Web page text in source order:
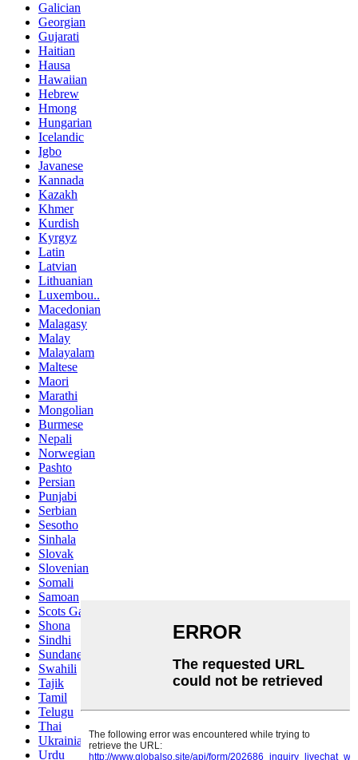
Galician
Georgian
Gujarati
Haitian
Hausa
Hawaiian
Hebrew
Hmong
Hungarian
Icelandic
Igbo
Javanese
Kannada
Kazakh
Khmer
Kurdish
Kyrgyz
Latin
Latvian
Lithuanian
Luxembou..
Macedonian
Malagasy
Malay
Malayalam
Maltese
Maori
Marathi
Mongolian
Burmese
Nepali
Norwegian
Pashto
Persian
Punjabi
Serbian
Sesotho
Sinhala
Slovak
Slovenian
Somali
Samoan
Scots Gaelic
Shona
Sindhi
Sundanese
Swahili
Tajik
Tamil
Telugu
Thai
Ukrainian
Urdu